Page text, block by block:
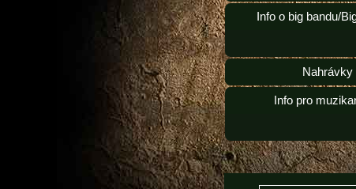
Info o big bandu/
Nahrávky
Info pro